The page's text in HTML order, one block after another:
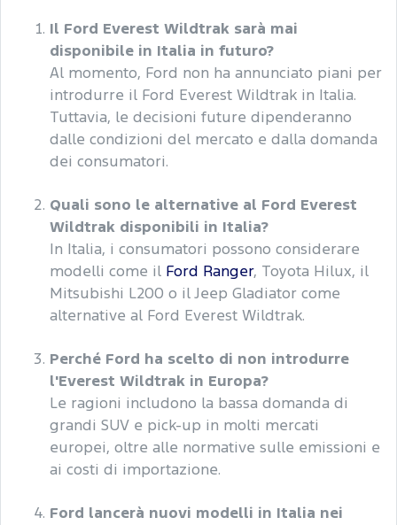
Il Ford Everest Wildtrak sarà mai
disponibile in Italia in futuro?
Al momento, Ford non ha annunciato piani per
introdurre il Ford Everest Wildtrak in Italia.
Tuttavia, le decisioni future dipenderanno
dalle condizioni del mercato e dalla domanda
dei consumatori.
Quali sono le alternative al Ford Everest
Wildtrak disponibili in Italia?
In Italia, i consumatori possono considerare
modelli come il Ford Ranger, Toyota Hilux, il
Mitsubishi L200 o il Jeep Gladiator come
alternative al Ford Everest Wildtrak.
Perché Ford ha scelto di non introdurre
l'Everest Wildtrak in Europa?
Le ragioni includono la bassa domanda di
grandi SUV e pick-up in molti mercati
europei, oltre alle normative sulle emissioni e
ai costi di importazione.
Ford lancerà nuovi modelli in Italia nei